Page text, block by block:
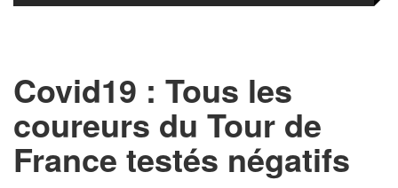
Covid19 : Tous les
coureurs du Tour de
France testés négatifs